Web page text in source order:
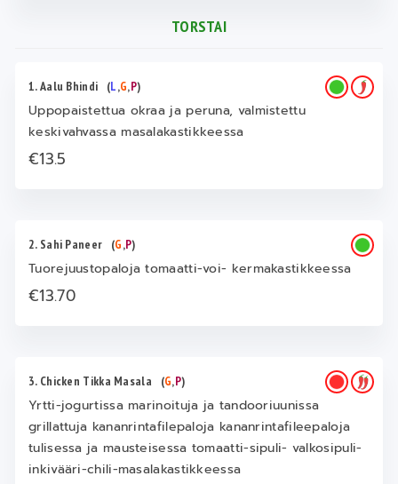
TORSTAI
1. Aalu Bhindi (L,G,P)
Uppopaistettua okraa ja peruna, valmistettu
keskivahvassa masalakastikkeessa
€13.5
2. Sahi Paneer (G,P)
Tuorejuustopaloja tomaatti-voi- kermakastikkeessa
€13.70
3. Chicken Tikka Masala (G,P)
Yrtti-jogurtissa marinoituja ja tandooriuunissa
grillattuja kananrintafilepaloja kananrintafileepaloja
tulisessa ja mausteisessa tomaatti-sipuli- valkosipuli-
inkivääri-chili-masalakastikkeessa